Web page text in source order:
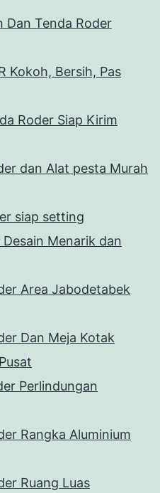
Dan Tenda Roder
Kokoh, Bersih, Pas
Roder Siap Kirim
dan Alat pesta Murah
siap setting
Menarik dan
Area Jabodetabek
Dan Meja Kotak
Perlindungan
Rangka Aluminium
Ruang Luas